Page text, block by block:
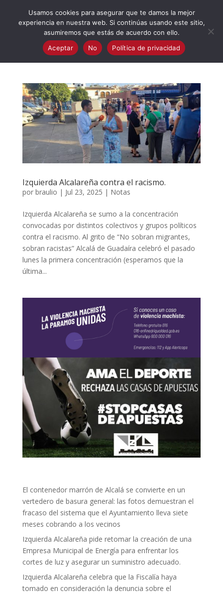
Izquierda Alcalareña contra el racismo.
por braulio | Jul 23, 2025 | Notas
Izquierda Alcalareña se sumo a la concentración
convocadas por distintos colectivos y grupos políticos
contra el racismo. Al grito de “No sobran migrantes,
sobran racistas” Alcalá de Guadaíra celebró el pasado
lunes la primera concentración (esperamos que la
última...
El contenedor marrón de Alcalá se convierte en un
vertedero de basura general: las fotos demuestran el
fracaso del sistema que el Ayuntamiento lleva siete
meses cobrando a los vecinos
Izquierda Alcalareña pide retomar la creación de una
Empresa Municipal de Energía para enfrentar los
cortes de luz y asegurar un suministro adecuado.
Izquierda Alcalareña celebra que la Fiscalía haya
tomado en consideración la denuncia sobre el
Usamos cookies para asegurar que te damos la mejor
experiencia en nuestra web. Si continúas usando este sitio,
asumiremos que estás de acuerdo con ello.
Aceptar
No Política de privacidad